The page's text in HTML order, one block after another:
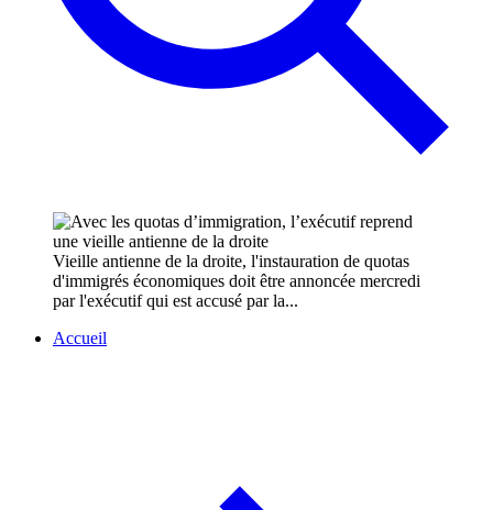
Vieille antienne de la droite, l'instauration de quotas
d'immigrés économiques doit être annoncée mercredi
par l'exécutif qui est accusé par la...
Accueil